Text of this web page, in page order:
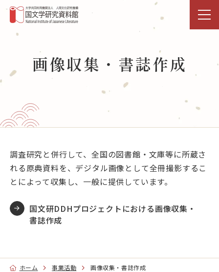
研究活動・共同利用
展示・イベント
図書館
データベース
事業活動
国文研について
画像収集・書誌作成
調査研究と併行して、全国の図書館・文庫等に所蔵さ
れる原典資料を、デジタル画像として全冊撮影するこ
とによって収集し、一般に提供しています。
国文研DDHプロジェクトにおける画像収集・
書誌作成
ホーム 事業活動 画像収集・書誌作成